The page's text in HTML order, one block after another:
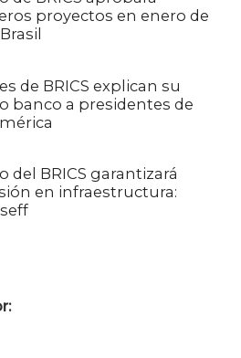
proyectos en enero de
de BRICS explican su
banco a presidentes de
del BRICS garantizará
en infraestructura: